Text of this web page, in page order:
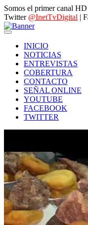
Somos el primer canal
Twitter @InetTvDigital |
INICIO
NOTICIAS
ENTREVISTAS
COBERTURA
CONTACTO
SEÑAL ONLINE
YOUTUBE
FACEBOOK
TWITTER